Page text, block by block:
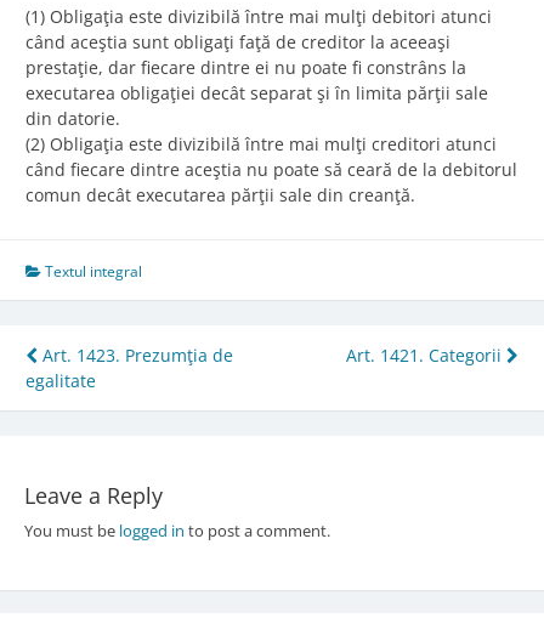
(1) Obligaţia este divizibilă între mai mulţi debitori atunci
când aceştia sunt obligaţi faţă de creditor la aceeaşi
prestaţie, dar fiecare dintre ei nu poate fi constrâns la
executarea obligaţiei decât separat şi în limita părţii sale
din datorie.
(2) Obligaţia este divizibilă între mai mulţi creditori atunci
când fiecare dintre aceştia nu poate să ceară de la debitorul
comun decât executarea părţii sale din creanţă.
Textul integral
Post
navigation
Art. 1423. Prezumţia de
egalitate
Art. 1421. Categorii
Leave a Reply
You must be logged in to post a comment.